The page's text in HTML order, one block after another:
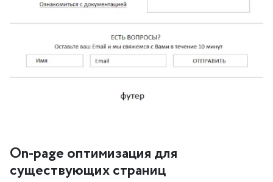
On-page оптимизация для
существующих страниц